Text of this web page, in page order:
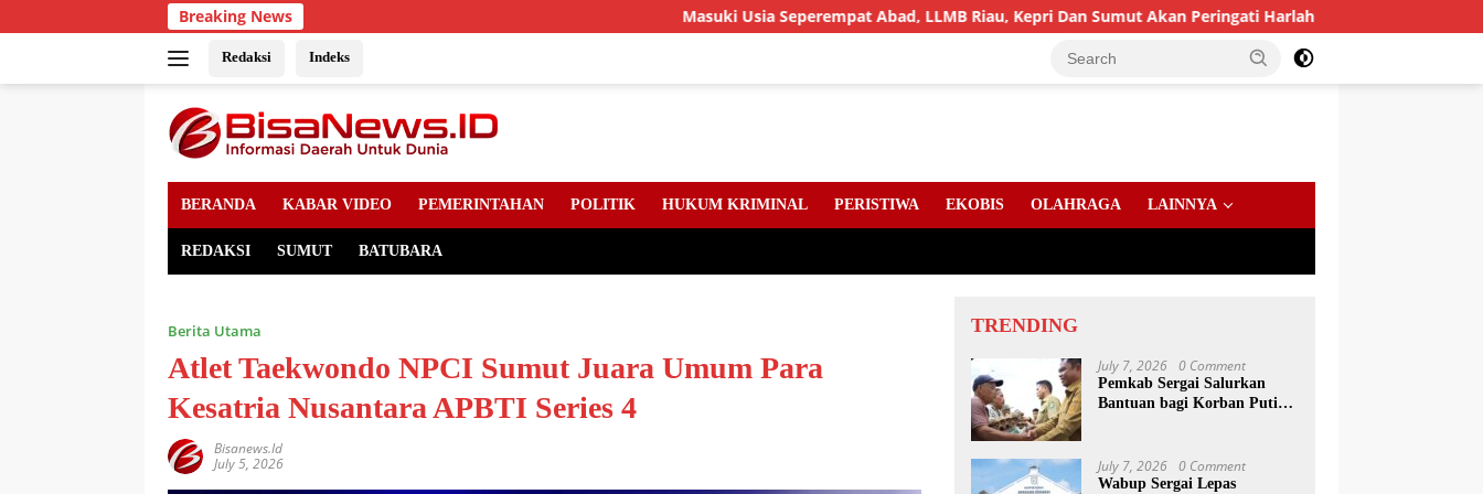
to
Breaking News Masuki Usia Seperempat Abad, LLMB Riau, Kepri Dan Sumut Akan Peringati Harlah Ke-25 PD AIJ Sumut
Redaksi Indeks
BERANDA KABAR VIDEO PEMERINTAHAN POLITIK HUKUM KRIMINAL PERISTIWA EKOBIS OLAHRAGA LAINNYA
REDAKSI SUMUT BATUBARA
Berita Utama
Atlet Taekwondo NPCI Sumut Juara Umum Para
Kesatria Nusantara APBTI Series 4
Bisanews.id
July 5, 2026
TRENDING
July 7, 2026 0 Comment
Pemkab Sergai Salurkan
Bantuan bagi Korban Puting
July 7, 2026 0 Comment
Wabup Sergai Lepas